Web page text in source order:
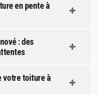
en pente à
: des
votre toiture à